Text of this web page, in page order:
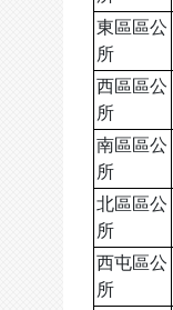
東區區公
所
西區區公
所
南區區公
所
北區區公
所
西屯區公
所